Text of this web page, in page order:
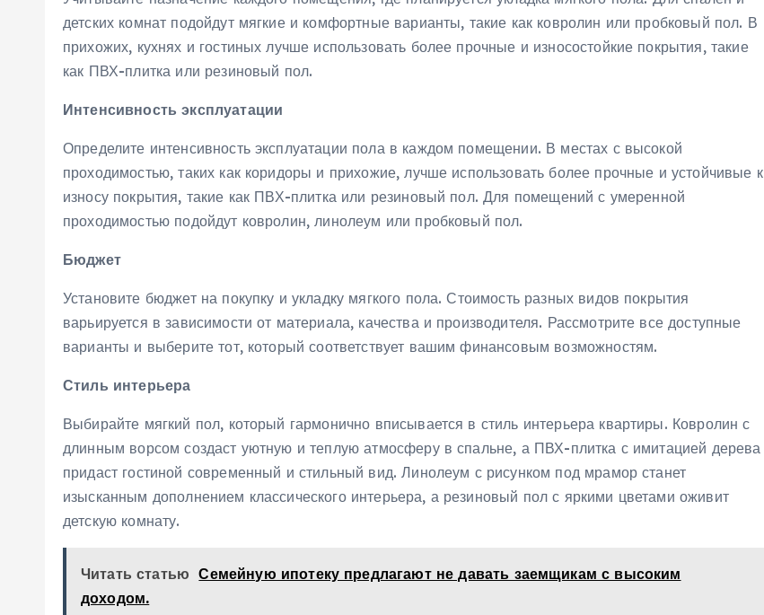
детских комнат подойдут мягкие и комфортные варианты, такие как ковролин или пробковый пол. В
прихожих, кухнях и гостиных лучше использовать более прочные и износостойкие покрытия, такие
как ПВХ-плитка или резиновый пол.
Интенсивность эксплуатации
Определите интенсивность эксплуатации пола в каждом помещении. В местах с высокой
проходимостью, таких как коридоры и прихожие, лучше использовать более прочные и устойчивые к
износу покрытия, такие как ПВХ-плитка или резиновый пол. Для помещений с умеренной
проходимостью подойдут ковролин, линолеум или пробковый пол.
Бюджет
Установите бюджет на покупку и укладку мягкого пола. Стоимость разных видов покрытия
варьируется в зависимости от материала, качества и производителя. Рассмотрите все доступные
варианты и выберите тот, который соответствует вашим финансовым возможностям.
Стиль интерьера
Выбирайте мягкий пол, который гармонично вписывается в стиль интерьера квартиры. Ковролин с
длинным ворсом создаст уютную и теплую атмосферу в спальне, а ПВХ-плитка с имитацией дерева
придаст гостиной современный и стильный вид. Линолеум с рисунком под мрамор станет
изысканным дополнением классического интерьера, а резиновый пол с яркими цветами оживит
детскую комнату.
Читать статью Семейную ипотеку предлагают не давать заемщикам с высоким
доходом.